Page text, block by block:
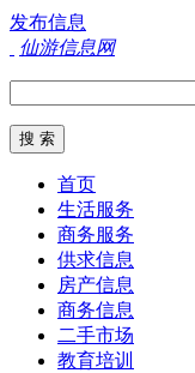
发布信息
仙游信息网
首页
生活服务
商务服务
供求信息
房产信息
商务信息
二手市场
教育培训